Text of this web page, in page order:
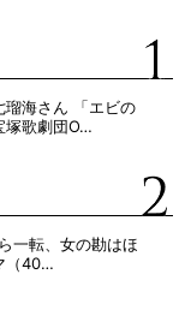
瑠海さん 「エビの
塚歌劇団O…
一転、女の勘はほ
（40…